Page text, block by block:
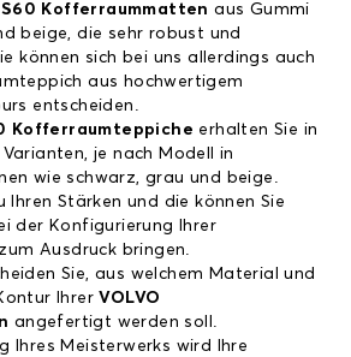
Kofferraummatten aus Gummi
beige, die sehr robust und
können sich bei uns allerdings auch
aus hochwertigem
entscheiden.
Kofferraumteppiche erhalten Sie in
je nach Modell in
wie schwarz, grau und beige.
Stärken und die können Sie
der Konfigurierung Ihrer
Ausdruck bringen.
Sie, aus welchem Material und
IhrerVOLVO
angefertigt werden soll.
Ihres Meisterwerks wird Ihre